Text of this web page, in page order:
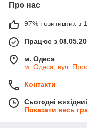
Про нас
97% позитивних з
Працює з
м. Одеса
м. Одеса, вул.
Контакти
Сьогодні
Показати весь